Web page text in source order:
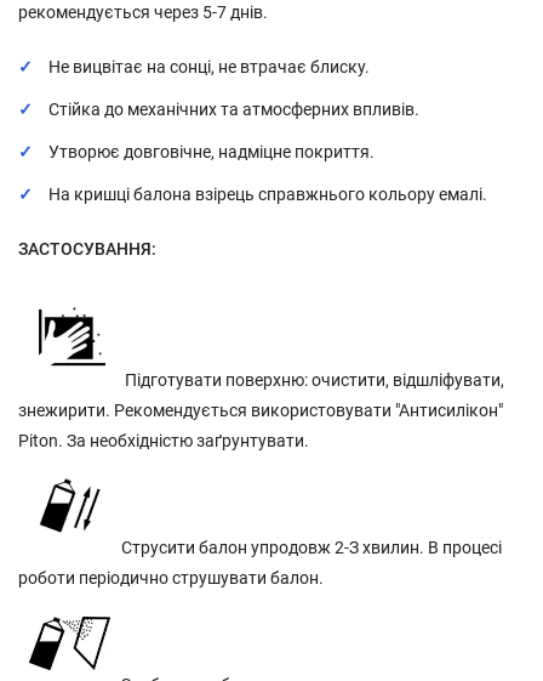
рекомендується через 5-7 днів.
Не вицвітає на сонці, не втрачає блиску.
Стійка до механічних та атмосферних впливів.
Утворює довговічне, надміцне покриття.
На кришці балона взірець справжнього кольору емалі.
ЗАСТОСУВАННЯ:
Підготувати поверхню: очистити, відшліфувати,
знежирити. Рекомендується використовувати "Антисилікон"
Piton. За необхідністю заґрунтувати.
Струсити балон упродовж 2-З хвилин. В процесі
роботи періодично струшувати балон.